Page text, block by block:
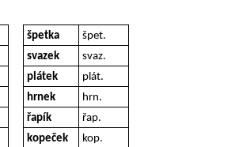
špetka
špet.
svazek
svaz.
plátek
plát.
hrnek
hrn.
řapík
řap.
kopeček kop.